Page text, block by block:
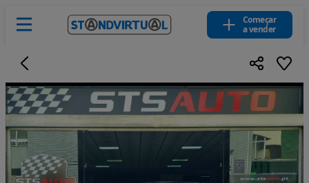
Começar
a vender